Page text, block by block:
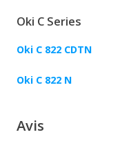
Oki C Series
Oki C 822 CDTN
Oki C 822 N
Avis